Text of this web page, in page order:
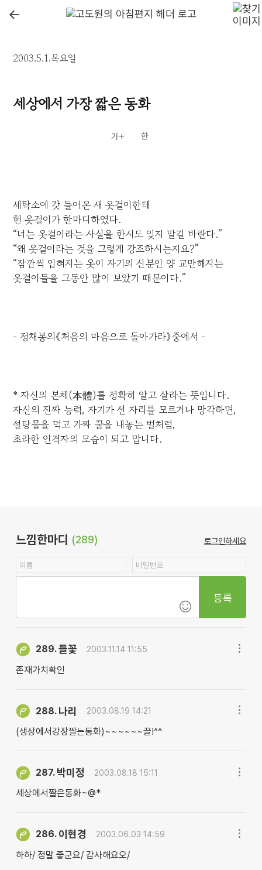
←
2003.5.1.목요일
세상에서 가장 짧은 동화
세탁소에 갓 들어온 새 옷걸이한테
헌 옷걸이가 한마디하였다.
“너는 옷걸이라는 사실을 한시도 잊지 말길 바란다.”
“왜 옷걸이라는 것을 그렇게 강조하시는지요?”
“잠깐씩 입혀지는 옷이 자기의 신분인 양 교만해지는
옷걸이들을 그동안 많이 보았기 때문이다.”
- 정채봉의《처음의 마음으로 돌아가라》중에서 -
* 자신의 본체(本體)를 정확히 알고 살라는 뜻입니다.
자신의 진짜 능력, 자기가 선 자리를 모르거나 망각하면,
설탕물을 먹고 가짜 꿀을 내놓는 벌처럼,
초라한 인격자의 모습이 되고 맙니다.
느낌한마디 (289) 로그인하세요
등록
289.들꽃 2003.11.14 11:55
존재가치확인
288. 나리 2003.08.19 14:21
(생상에서강장짤는동화)~~~~~~끌!^^
287. 박미정 2003.08.18 15:11
세상에서짤은동화~@*
286. 이현경 2003.06.03 14:59
하하/ 정말 좋군요/ 감사해요오/